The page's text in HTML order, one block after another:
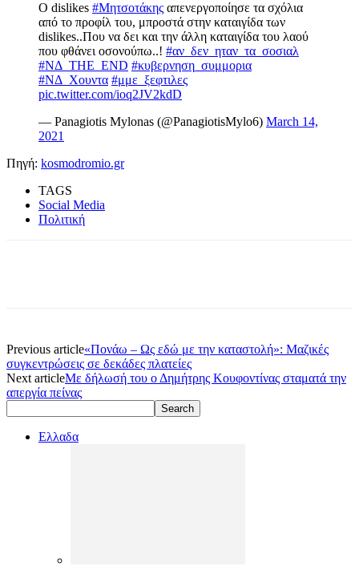
Ο dislikes #Μητσοτάκης απενεργοποίησε τα σχόλια
από το προφίλ του, μπροστά στην καταιγίδα των
dislikes..Που να δει και την άλλη καταιγίδα του λαού
που φθάνει οσονούπω..! #αν_δεν_ηταν_τα_σοσιαλ
#ΝΔ_THE_END #κυβερνηση_συμμορια
#ΝΔ_Χουντα #μμε_ξεφτιλες
pic.twitter.com/ioq2JV2kdD
— Panagiotis Mylonas (@PanagiotisMylo6) March 14,
2021
Πηγή: kosmodromio.gr
TAGS
Social Media
Πολιτική
Previous article«Πονάω – Ως εδώ με την καταστολή»: Μαζικές
συγκεντρώσεις σε δεκάδες πλατείες
Next articleΜε δήλωσή του ο Δημήτρης Κουφοντίνας σταματά την
απεργία πείνας
Ελλαδα